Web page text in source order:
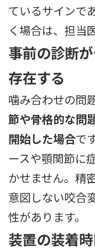
ているサインで
く場合は、担当
事前の診断
存在する
噛み合わせの問
節や骨格的な問
開始した場合で
ースや顎関節に
かせません。精
意図しない咬合
性があります。
装置の装着